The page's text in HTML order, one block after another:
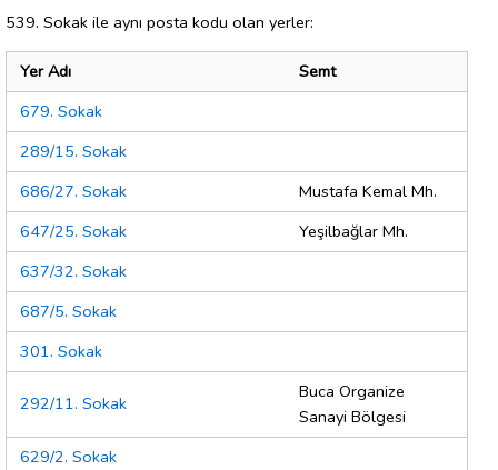
539. Sokak ile aynı posta kodu olan yerler:
Yer Adı
Semt
679. Sokak
289/15. Sokak
686/27. Sokak
Mustafa Kemal Mh.
647/25. Sokak
Yeşilbağlar Mh.
637/32. Sokak
687/5. Sokak
301. Sokak
292/11. Sokak
Buca Organize
Sanayi Bölgesi
629/2. Sokak